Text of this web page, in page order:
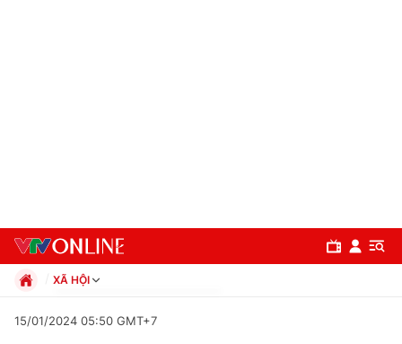
XÃ HỘI
Xã hội
15/01/2024 05:50 GMT+7